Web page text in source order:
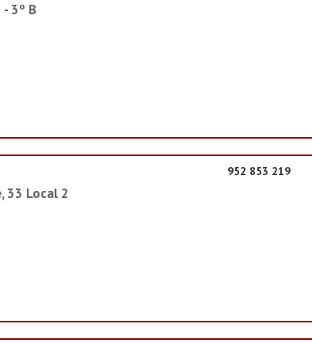
3º B
33 Local 2
952 853 219